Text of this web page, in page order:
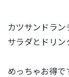
カツサンドラン
サラダとドリン
めっちゃお得で